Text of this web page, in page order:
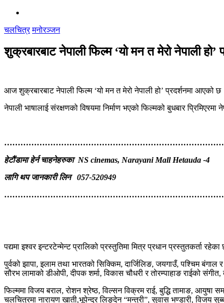
चलचित्र मनोरञ्जन
शुक्रबारबाट नेपाली फिल्म ‘यो मन त मेरो नेपाली हो’
आज शुक्रबारबाट नेपाली फिल्म ‘यो मन त मेरो नेपाली हो’ प्रदर्शनमा आएको
नेपाली भाषालाई संरक्षणको विषयमा निर्माण भएको फिल्मको बुधबार
हेटौंडामा हेर्न चाहनेहरुका NS cinemas, Narayani Mall Hetauda -4
लागि थप जानकारी लिन 057-520949
पद्यमा इश्वर इन्टरटेन्मेन्ट प्रालिको प्रस्तुतिमा मित्र प्रधान प्रस्तुतकर्ता
पुर्वको झापा, इलाम तथा भारतको सिक्किम, दार्जिलिङ, जयगाउँ, पश्चिम बंगाल
सौरभ लामाको डीओपी, दीपक शर्मा, विकास चौधरी र तोरम्पाहाङ राईको
फिल्ममा विजय बराल, रोशन श्रेष्ठ, विल्सन विक्रम राई, बुद्धि तामाङ, आयुषा
चलचित्रमा नारायण खाती,भूपेन्द्र लिङ्देन “मन्त्री”, सुवास भण्डारी, विजय